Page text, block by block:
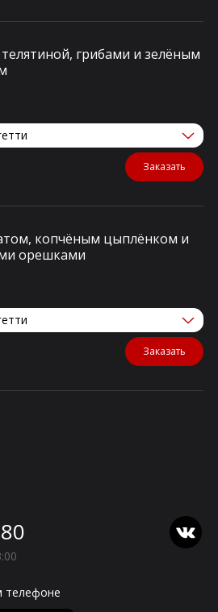
грибами и зелёным
Заказать
копчёным цыплёнком и
орешками
Заказать
телефоне